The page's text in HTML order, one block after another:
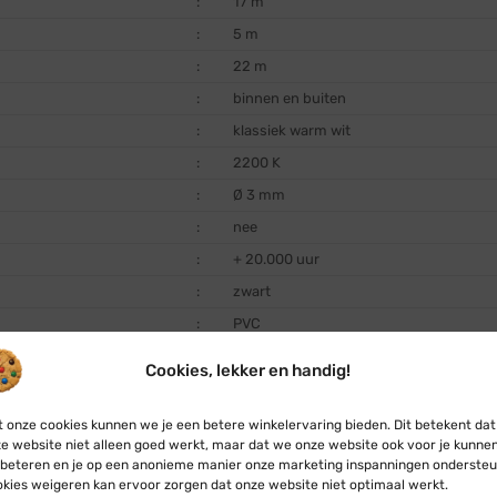
Cookies, lekker en handig!
onze cookies kunnen we je een betere winkelervaring bieden. Dit betekent dat
website niet alleen goed werkt, maar dat we onze website ook voor je
en je op een anonieme manier onze marketing inspanningen
weigeren kan ervoor zorgen dat onze website niet optimaal werkt.
:
5 m
:
22 m
:
binnen en buiten
:
klassiek warm wit
:
2200 K
:
Ø 3 mm
:
nee
:
+ 20.000 uur
:
zwart
:
PVC
ja, timerfunctie ingebouwd (8 uur aan /
:
nee
:
nee
:
IP44